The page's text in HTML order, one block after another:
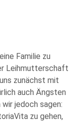
Familie zu
Leihmutterschaft
zunächst mit
auch Ängsten
jedoch sagen:
zu gehen,